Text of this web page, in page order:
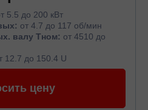
5.5 до 200 кВт
от 4.7 до 117 об/мин
валу Тном: от 4510 до
12.7 до 150.4 U
цену